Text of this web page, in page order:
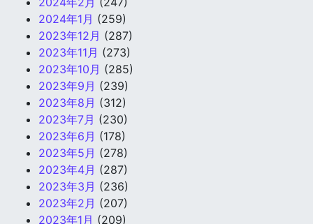
2024年1月 (259)
2023年12月 (287)
2023年11月 (273)
2023年10月 (285)
2023年9月 (239)
2023年8月 (312)
2023年7月 (230)
2023年6月 (178)
2023年5月 (278)
2023年4月 (287)
2023年3月 (236)
2023年2月 (207)
2023年1月 (209)